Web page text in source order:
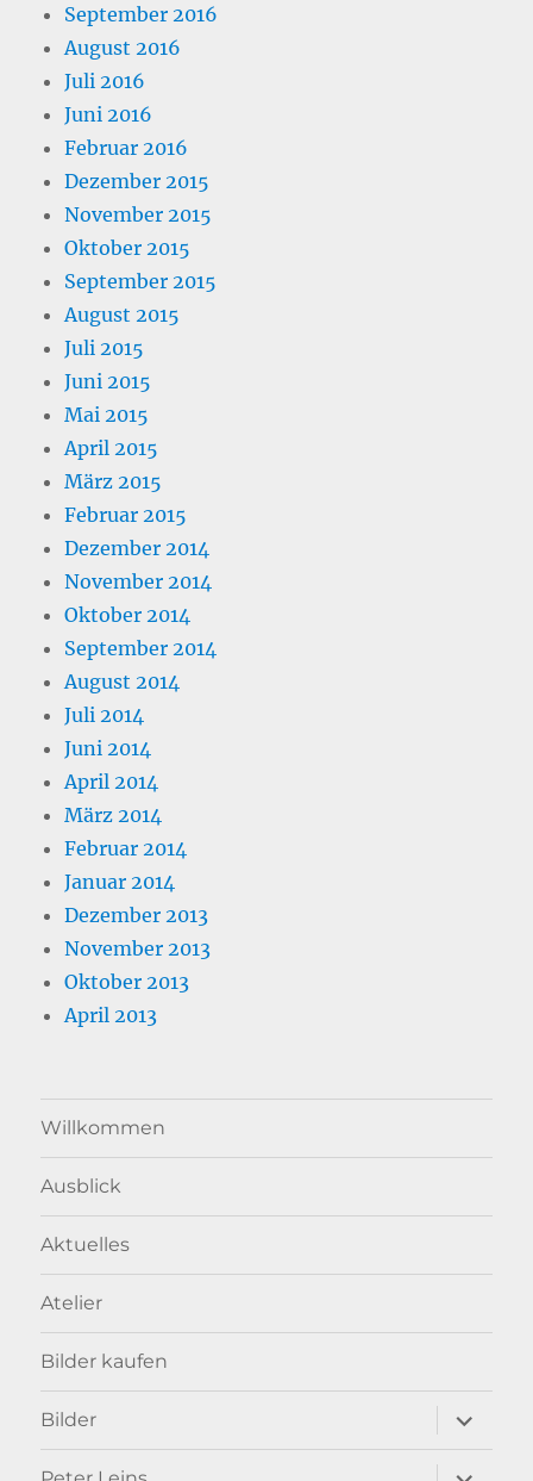
September 2016
August 2016
Juli 2016
Juni 2016
Februar 2016
Dezember 2015
November 2015
Oktober 2015
September 2015
August 2015
Juli 2015
Juni 2015
Mai 2015
April 2015
März 2015
Februar 2015
Dezember 2014
November 2014
Oktober 2014
September 2014
August 2014
Juli 2014
Juni 2014
April 2014
März 2014
Februar 2014
Januar 2014
Dezember 2013
November 2013
Oktober 2013
April 2013
Willkommen
Ausblick
Aktuelles
Atelier
Bilder kaufen
Bilder
anzeigen